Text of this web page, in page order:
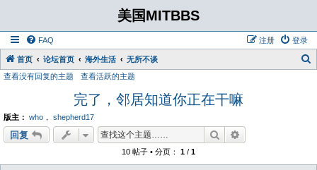
美国MITBBS
FAQ 登录
注册
首页 论坛首页 海外生活 无所不谈
查看没有回复的主题 查看活跃的主题
完了，邻居知道你正在干嘛
版主： who ， shepherd17
回复 搜索
10 帖子 • 分页： 1 / 1